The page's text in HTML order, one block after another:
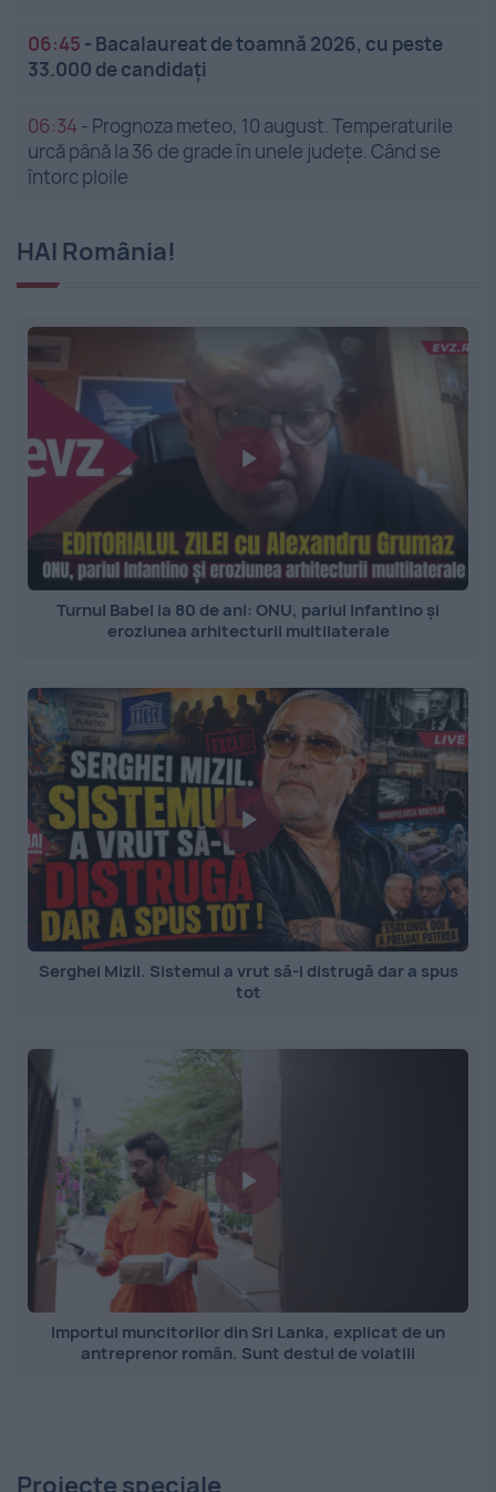
06:45 - Bacalaureat de toamnă 2026, cu peste
33.000 de candidați
06:34 - Prognoza meteo, 10 august. Temperaturile
urcă până la 36 de grade în unele județe. Când se
întorc ploile
HAI România!
Turnul Babel la 80 de ani: ONU, pariul Infantino și
eroziunea arhitecturii multilaterale
Serghei Mizil. Sistemul a vrut să-l distrugă dar a spus
tot
Importul muncitorilor din Sri Lanka, explicat de un
antreprenor român. Sunt destul de volatili
Proiecte speciale